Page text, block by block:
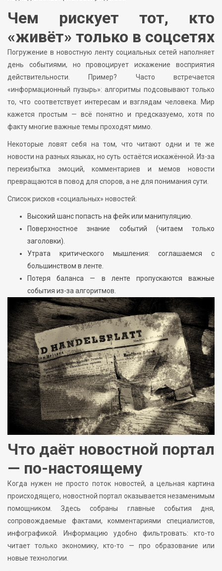
Чем рискует тот, кто
«живёт» только в соцсетях
Погружение в новостную ленту социальных сетей наполняет
день событиями, но провоцирует искажение восприятия
действительности. Пример? Часто встречается
«информационный пузырь»: алгоритмы подсовывают только
то, что соответствует интересам и взглядам человека. Мир
кажется простым — всё понятно и предсказуемо, хотя по
факту многие важные темы проходят мимо.
Некоторые ловят себя на том, что читают одни и те же
новости на разных языках, но суть остаётся искажённой. Из-за
переизбытка эмоций, комментариев и мемов новости
превращаются в повод для споров, а не для понимания сути.
Список рисков «социальных» новостей:
Высокий шанс попасть на фейк или манипуляцию.
Поверхностное знание событий (читаем только
заголовки).
Утрата критического мышления: соглашаемся с
большинством в ленте.
Потеря баланса — в ленте пропускаются важные
события из-за алгоритмов.
Что даёт новостной портал
— по-настоящему
Когда нужен не просто поток новостей, а цельная картина
происходящего, новостной портал оказывается незаменимым
помощником. Здесь собраны главные события дня,
сопровождаемые фактами, комментариями специалистов,
инфографикой. Информацию удобно фильтровать: кто-то
читает только экономику, кто-то — про образование или
новые технологии.